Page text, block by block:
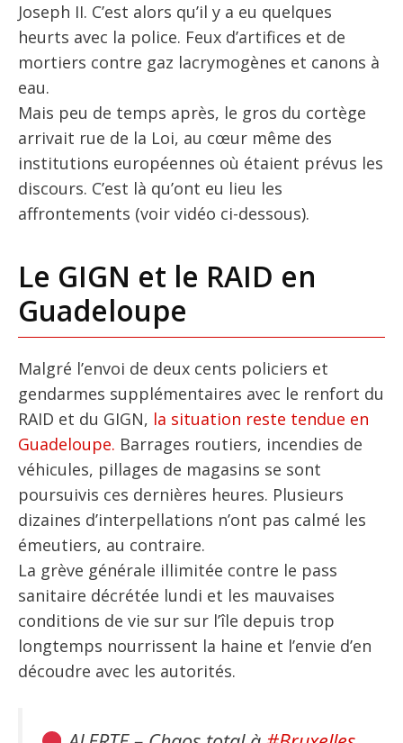
Joseph II. C’est alors qu’il y a eu quelques
heurts avec la police. Feux d’artifices et de
mortiers contre gaz lacrymogènes et canons à
eau.
Mais peu de temps après, le gros du cortège
arrivait rue de la Loi, au cœur même des
institutions européennes où étaient prévus les
discours. C’est là qu’ont eu lieu les
affrontements (voir vidéo ci-dessous).
Le GIGN et le RAID en
Guadeloupe
Malgré l’envoi de deux cents policiers et
gendarmes supplémentaires avec le renfort du
RAID et du GIGN, la situation reste tendue en
Guadeloupe. Barrages routiers, incendies de
véhicules, pillages de magasins se sont
poursuivis ces dernières heures. Plusieurs
dizaines d’interpellations n’ont pas calmé les
émeutiers, au contraire.
La grève générale illimitée contre le pass
sanitaire décrétée lundi et les mauvaises
conditions de vie sur sur l’île depuis trop
longtemps nourrissent la haine et l’envie d’en
découdre avec les autorités.